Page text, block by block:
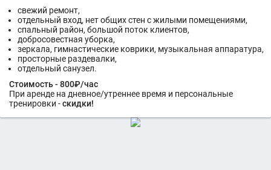
свежий ремонт,
отдельный вход, нет общих стен с жилыми помещениями,
спальный район, большой поток клиентов,
добросовестная уборка,
зеркала, гимнастические коврики, музыкальная аппаратура,
просторные раздевалки,
отдельный санузел.
Стоимость - 800₽/час
При аренде на дневное/утреннее время и персональные
тренировки -скидки!